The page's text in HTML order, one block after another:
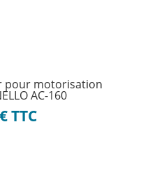
pour motorisation
AC-160
€TTC